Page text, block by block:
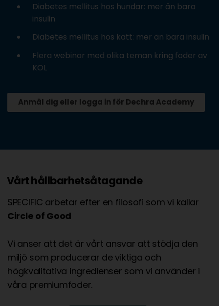
Diabetes mellitus hos hundar: mer än bara
insulin
Diabetes mellitus hos katt: mer än bara insulin
Flera webinar med olika teman kring foder av
KOL
Anmäl dig eller logga in för Dechra Academy
Vårt hållbarhetsåtagande
SPECIFIC arbetar efter en filosofi som vi kallar
Circle of Good
Vi anser att det är vårt ansvar att stödja den
miljö som producerar de viktiga och
högkvalitativa ingredienser som vi använder i
våra premiumfoder.